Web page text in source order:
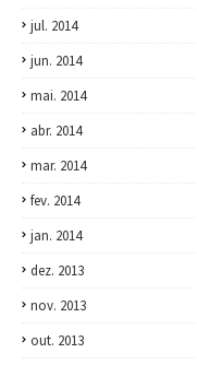
jul. 2014
jun. 2014
mai. 2014
abr. 2014
mar. 2014
fev. 2014
jan. 2014
dez. 2013
nov. 2013
out. 2013